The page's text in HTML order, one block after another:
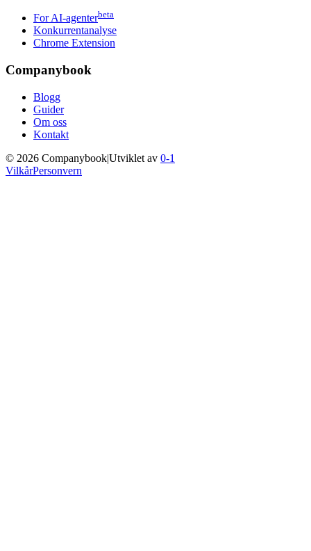
For AI-agenterbeta
Konkurrentanalyse
Chrome Extension
Companybook
Blogg
Guider
Om oss
Kontakt
© 2026 Companybook|Utviklet av 0-1
VilkårPersonvern